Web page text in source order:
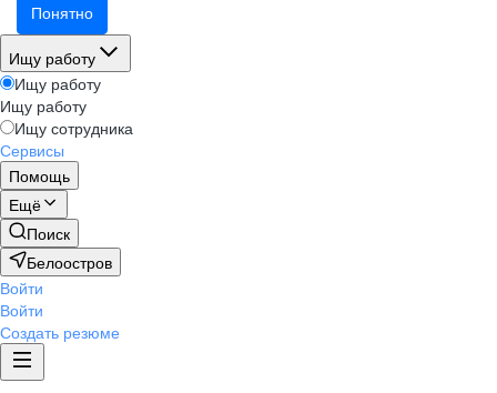
Понятно
Ищу работу
Ищу работу
Ищу работу
Ищу сотрудника
Сервисы
Помощь
Ещё
Поиск
Белоостров
Войти
Войти
Создать резюме